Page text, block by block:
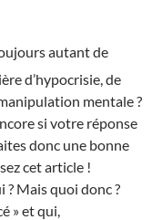
autant de
d’hypocrisie, de
mentale ?
si votre réponse
donc une bonne
cet article !
? Mais quoi donc ?
» et qui,